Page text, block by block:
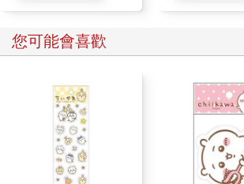
您可能會喜歡